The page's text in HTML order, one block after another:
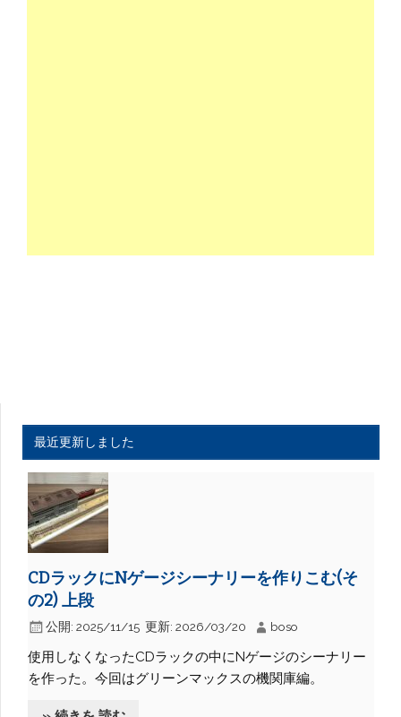
最近更新しました
CDラックにNゲージシーナリーを作りこむ(そ
の2) 上段
公開: 2025/11/15 更新: 2026/03/20 boso
使用しなくなったCDラックの中にNゲージのシーナリー
を作った。今回はグリーンマックスの機関庫編。